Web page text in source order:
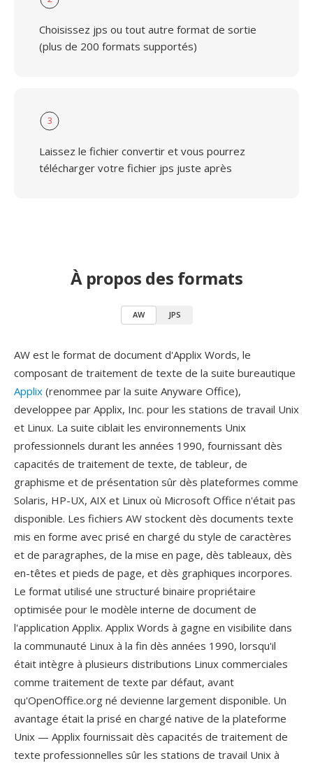
Choisissez jps ou tout autre format de sortie
(plus de 200 formats supportés)
3
Laissez le fichier convertir et vous pourrez
télécharger votre fichier jps juste après
À propos des formats
AW JPS
AW est le format de document d'Applix Words, le
composant de traitement de texte de la suite bureautique
Applix (renommee par la suite Anyware Office),
developpee par Applix, Inc. pour les stations de travail Unix
et Linux. La suite ciblait les environnements Unix
professionnels durant les années 1990, fournissant dès
capacités de traitement de texte, de tableur, de
graphisme et de présentation sûr dès plateformes comme
Solaris, HP-UX, AIX et Linux où Microsoft Office n'était pas
disponible. Les fichiers AW stockent dès documents texte
mis en forme avec prisé en chargé du style de caractères
et de paragraphes, de la mise en page, dès tableaux, dès
en-têtes et pieds de page, et dès graphiques incorpores.
Le format utilisé une structuré binaire propriétaire
optimisée pour le modèle interne de document de
l'application Applix. Applix Words à gagne en visibilite dans
la communauté Linux à la fin dès années 1990, lorsqu'il
était intègre à plusieurs distributions Linux commerciales
comme traitement de texte par défaut, avant
qu'OpenOffice.org né devienne largement disponible. Un
avantage était la prisé en chargé native de la plateforme
Unix — Applix fournissait dès capacités de traitement de
texte professionnelles sûr les stations de travail Unix à